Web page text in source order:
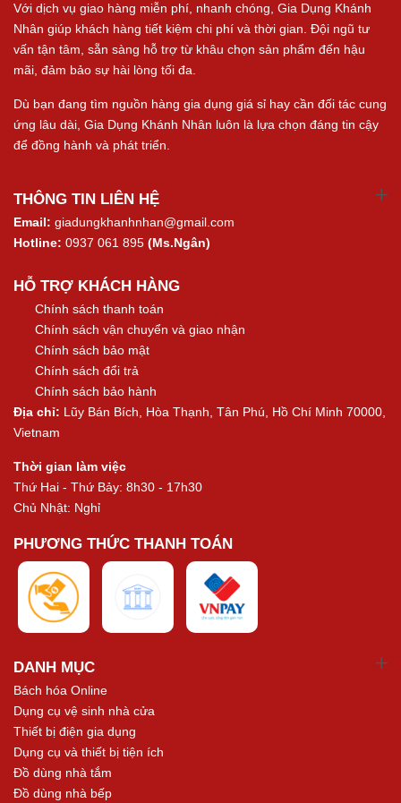
Với dịch vụ giao hàng miễn phí, nhanh chóng, Gia Dụng Khánh
Nhân giúp khách hàng tiết kiệm chi phí và thời gian. Đội ngũ tư
vấn tận tâm, sẵn sàng hỗ trợ từ khâu chọn sản phẩm đến hậu
mãi, đảm bảo sự hài lòng tối đa.
Dù bạn đang tìm nguồn hàng gia dụng giá sỉ hay cần đối tác cung
ứng lâu dài, Gia Dụng Khánh Nhân luôn là lựa chọn đáng tin cậy
để đồng hành và phát triển.
THÔNG TIN LIÊN HỆ
Email: giadungkhanhnhan@gmail.com
Hotline: 0937 061 895 (Ms.Ngân)
HỖ TRỢ KHÁCH HÀNG
Chính sách thanh toán
Chính sách vận chuyển và giao nhận
Chính sách bảo mật
Chính sách đổi trả
Chính sách bảo hành
Địa chỉ: Lũy Bán Bích, Hòa Thạnh, Tân Phú, Hồ Chí Minh 70000,
Vietnam
Thời gian làm việc
Thứ Hai - Thứ Bảy: 8h30 - 17h30
Chủ Nhật: Nghỉ
PHƯƠNG THỨC THANH TOÁN
DANH MỤC
Bách hóa Online
Dụng cụ vệ sinh nhà cửa
Thiết bị điện gia dụng
Dụng cụ và thiết bị tiện ích
Đồ dùng nhà tắm
Đồ dùng nhà bếp